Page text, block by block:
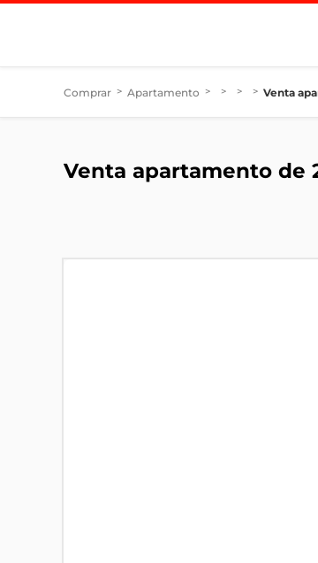
Comprar > Apartamento > > > > Venta
Venta apartamento de